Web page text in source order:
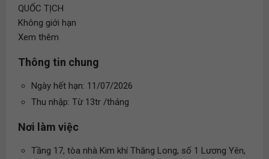
QUỐC TỊCH
Không giới hạn
Xem thêm
Thông tin chung
Ngày hết hạn: 11/07/2026
Thu nhập: Từ 13tr /tháng
Nơi làm việc
Tầng 17, tòa nhà Kim khí Thăng Long, số 1 Lương Yên,